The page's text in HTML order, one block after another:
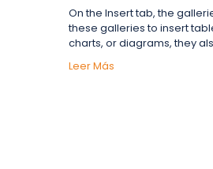
On the Insert tab, the
these galleries to insert
charts, or diagrams, they
Leer Más